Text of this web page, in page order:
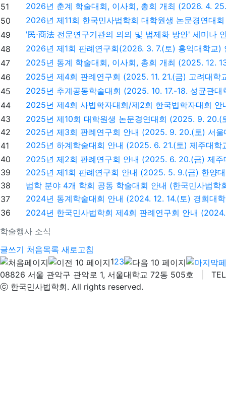
학술행사 소식
51
2026년 춘계 학술대회, 이사회, 총회 개최 (2026. 4.
50
2026년 제11회 한국민사법학회 대학원생 논문경연대회
49
'民⋅商法 전문연구기관의 의의 및 법제화 방안' 세미나
48
2026년 제1회 판례연구회(2026. 3. 7.(토) 홍익대학교)
47
2025년 동계 학술대회, 이사회, 총회 개최 (2025. 12.
46
2025년 제4회 판례연구회 (2025. 11. 21.(금) 고려대학
45
2025년 추계공동학술대회 (2025. 10. 17.-18. 성균관대
44
2025년 제4회 사법학자대회/제2회 한국법학자대회
43
2025년 제10회 대학원생 논문경연대회 (2025. 9. 20.(
42
2025년 제3회 판례연구회 안내 (2025. 9. 20.(토) 서울
41
2025년 하계학술대회 안내 (2025. 6. 21.(토) 제주대학
40
2025년 제2회 판례연구회 안내 (2025. 6. 20.(금) 제주
39
2025년 제1회 판례연구회 안내 (2025. 5. 9.(금) 한양
38
법학 분야 4개 학회 공동 학술대회 안내 (한국민사법학
37
2024년 동계학술대회 안내 (2024. 12. 14.(토) 경희대
36
2024년 한국민사법학회 제4회 판례연구회 안내 (2024.
글쓰기 처음목록 새로고침
123
08826 서울 관악구 관악로 1, 서울대학교 72동 505호
ⓒ 한국민사법학회. All rights reserved.